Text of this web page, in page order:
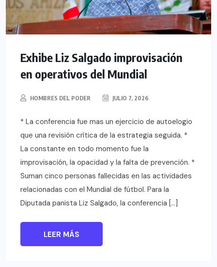
Exhibe Liz Salgado improvisación
en operativos del Mundial
HOMBRES DEL PODER JULIO 7, 2026
* La conferencia fue mas un ejercicio de autoelogio
que una revisión crítica de la estrategia seguida. *
La constante en todo momento fue la
improvisación, la opacidad y la falta de prevención. *
Suman cinco personas fallecidas en las actividades
relacionadas con el Mundial de fútbol. Para la
Diputada panista Liz Salgado, la conferencia […]
LEER MÁS